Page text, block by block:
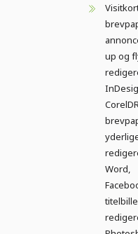
up og
Word,